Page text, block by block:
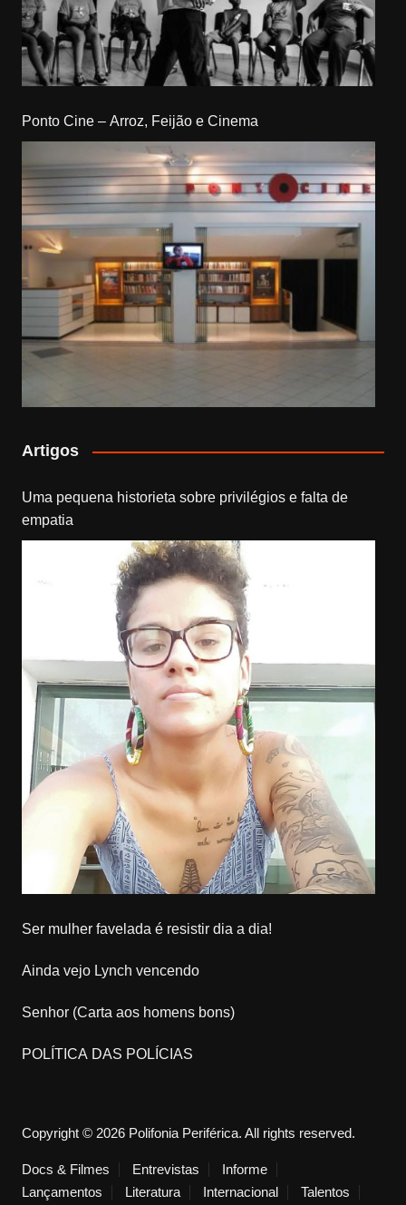
Ponto Cine – Arroz, Feijão e Cinema
Artigos
Uma pequena historieta sobre privilégios e falta de
empatia
Ser mulher favelada é resistir dia a dia!
Ainda vejo Lynch vencendo
Senhor (Carta aos homens bons)
POLÍTICA DAS POLÍCIAS
Copyright © 2026 Polifonia Periférica. All rights reserved.
Docs & Filmes Entrevistas
Informe
Lançamentos
Literatura Internacional Talentos